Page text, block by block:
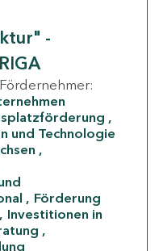
-
Fördernehmer:
und Technologie
Förderung
Investitionen in